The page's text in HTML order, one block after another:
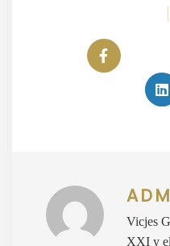
Vicjes
XXI y